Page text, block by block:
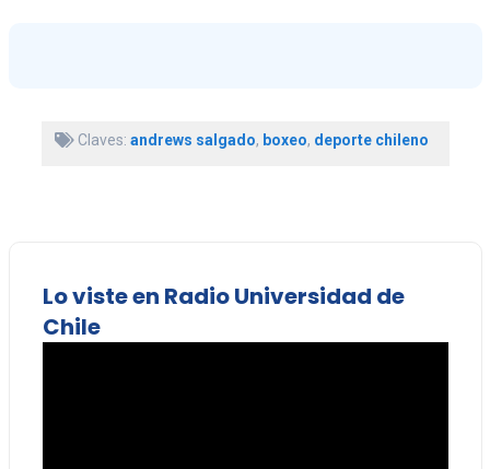
Claves: andrews salgado, boxeo, deporte chileno
Lo viste en Radio Universidad de
Chile